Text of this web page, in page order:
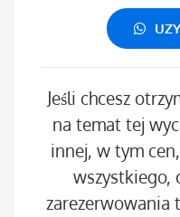
Jeśli chcesz
na temat tej
innej, w tym
wszystkiego,
zarezerwowania